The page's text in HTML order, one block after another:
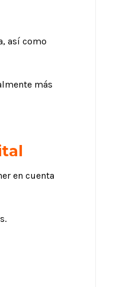
así como
más
en cuenta